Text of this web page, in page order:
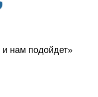
и нам подойдет»